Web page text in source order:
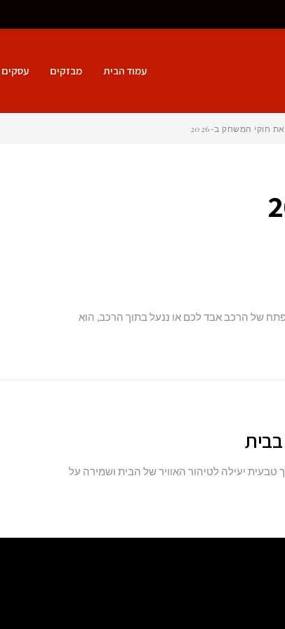
עמוד הבית מבזקים עסקים
המשחק ב-2026
של הרכב אבד לכם או ננעל בתוך הרכב, הוא
יעילה לטיהור האוויר של הבית ושמירה על